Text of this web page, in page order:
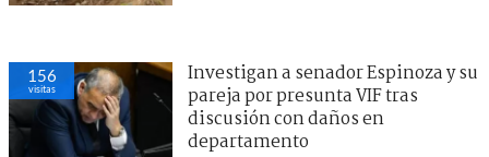
156
visitas
Investigan a senador Espinoza y su
pareja por presunta VIF tras
discusión con daños en
departamento